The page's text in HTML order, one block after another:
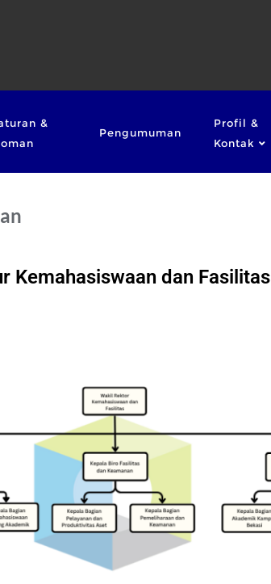
&
Pengumuman
Profil &
Kontak
Kemahasiswaan dan Fasilitas